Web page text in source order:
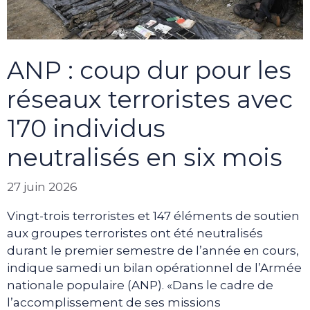
ANP : coup dur pour les
réseaux terroristes avec
170 individus
neutralisés en six mois
27 juin 2026
Vingt-trois terroristes et 147 éléments de soutien
aux groupes terroristes ont été neutralisés
durant le premier semestre de l’année en cours,
indique samedi un bilan opérationnel de l’Armée
nationale populaire (ANP). «Dans le cadre de
l’accomplissement de ses missions